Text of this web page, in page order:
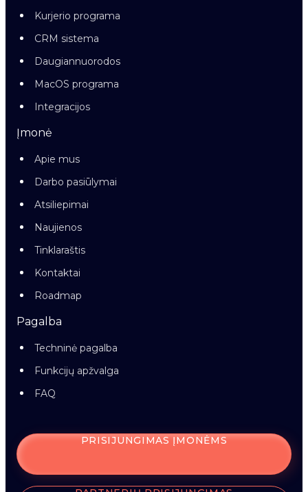
Kurjerio programa
CRM sistema
Daugiannuorodos
MacOS programa
Integracijos
Įmonė
Apie mus
Darbo pasiūlymai
Atsiliepimai
Naujienos
Tinklaraštis
Kontaktai
Roadmap
Pagalba
Techninė pagalba
Funkcijų apžvalga
FAQ
PRISIJUNGIMAS ĮMONĖMS